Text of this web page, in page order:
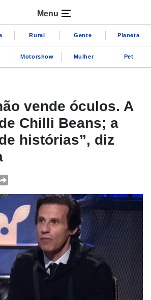
Menu
Rural Gente Planeta
Motorshow Mulher Pet
vende óculos. A
Chilli Beans; a
histórias”, diz